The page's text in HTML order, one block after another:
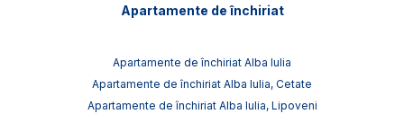
Apartamente de închiriat
Apartamente de închiriat Alba Iulia
Apartamente de închiriat Alba Iulia, Cetate
Apartamente de închiriat Alba Iulia, Lipoveni